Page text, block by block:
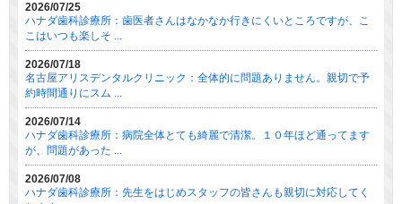
2026/07/25
ハナダ歯科診療所：歯医者さんはなかなか行きにくいところですが、こ
こはいつも楽しそ ...
2026/07/18
名古屋アリスデンタルクリニック：全体的に問題ありません。親切で予
約時間通りにスム ...
2026/07/14
ハナダ歯科診療所：病院全体とても綺麗で清潔。１０年ほど通ってます
が、問題があった ...
2026/07/08
ハナダ歯科診療所：先生をはじめスタッフの皆さんも親切に対応してく